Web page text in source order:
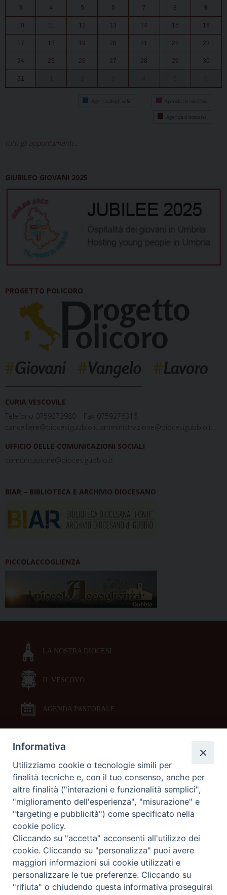
3 4 5 6 7 8 9
10 11 12 13 14 15 16
17 18 19 20 21 22 23
24 25 26 27 28 29 30
31
Agenda degli uffici Agenda del vescovo
Agenda diocesana
tutti gli appuntamenti...
GIUBILEO GIOVANI 2025
PROGETTO POLICORO
CURIA VESCOVILE
Telefono 0759273980 – Fax 0759276316
cancelliere@diocesigubbio.it amministrazione@diocesigubbio.it
UFFICIO DELLE COMUNICAZIONI SOCIALI
comunicazione@diocesigubbio.it
BIAR – BIBLIOTECA E ARCHIVIO DIOCESANO
PICCOLACCOGLIENZA
LA NOSTRA DIOCESI
IL VESCOVO
AGENDA PASTORALE
DOCUMENTI PASTORALI
ORARI MESSE
LITURGIA DELLE ORE
GALLERIE FOTOGRAFICHE
GALLERIE VIDEO
Informativa
Utilizziamo cookie o tecnologie simili per
finalità tecniche e, con il tuo consenso, anche per
altre finalità ("interazioni e funzionalità semplici",
"miglioramento dell'esperienza", "misurazione" e
"targeting e pubblicità") come specificato nella
cookie policy.
Cliccando su "accetta" acconsenti all'utilizzo dei
cookie. Cliccando su "personalizza" puoi avere
maggiori informazioni sui cookie utilizzati e
personalizzare le tue preferenze. Cliccando su
"rifiuta" o chiudendo questa informativa proseguirai